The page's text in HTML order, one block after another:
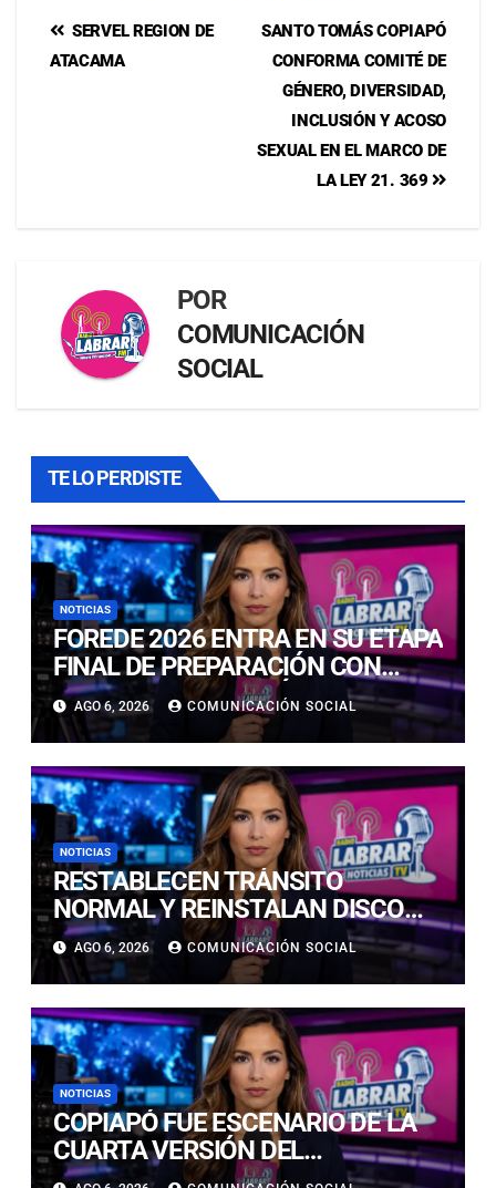
SANTO TOMÁS COPIAPÓ
CONFORMA COMITÉ DE
GÉNERO, DIVERSIDAD,
INCLUSIÓN Y ACOSO
SEXUAL EN EL MARCO DE
LA LEY 21. 369
SERVEL REGION DE
ATACAMA
POR
COMUNICACIÓN
SOCIAL
TE LO PERDISTE
NOTICIAS
FOREDE 2026 ENTRA EN SU ETAPA
FINAL DE PREPARACIÓN CON
NUEVAS TECNOLOGÍAS DE
ACCESO Y OPORTUNIDADES PARA
ATACAMA
AGO 6, 2026 COMUNICACIÓN SOCIAL
NOTICIAS
RESTABLECEN TRÁNSITO
NORMAL Y REINSTALAN DISCO
“PARE” TRAS AVANCE DE OBRAS
EN CALLE LUIS FLORES CON JULIO
PRADO
AGO 6, 2026 COMUNICACIÓN SOCIAL
NOTICIAS
COPIAPÓ FUE ESCENARIO DE LA
CUARTA VERSIÓN DEL
CAMPEONATO REGIONAL DE